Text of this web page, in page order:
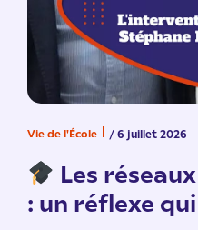
Vie de l'École / 6 juillet 2026
Les
: un réflexe